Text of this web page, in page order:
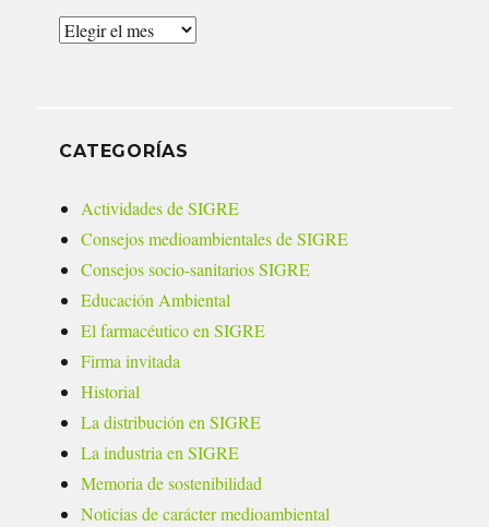
Archivos
CATEGORÍAS
Actividades de SIGRE
Consejos medioambientales de SIGRE
Consejos socio-sanitarios SIGRE
Educación Ambiental
El farmacéutico en SIGRE
Firma invitada
Historial
La distribución en SIGRE
La industria en SIGRE
Memoria de sostenibilidad
Noticias de carácter medioambiental